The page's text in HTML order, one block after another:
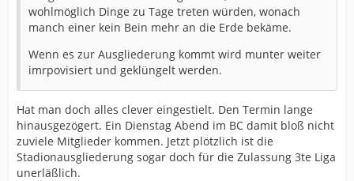
wohlmöglich Dinge zu Tage treten würden, wonach
manch einer kein Bein mehr an die Erde bekäme.
Wenn es zur Ausgliederung kommt wird munter weiter
imrpovisiert und geklüngelt werden.
Hat man doch alles clever eingestielt. Den Termin lange
hinausgezögert. Ein Dienstag Abend im BC damit bloß nicht
zuviele Mitglieder kommen. Jetzt plötzlich ist die
Stadionausgliederung sogar doch für die Zulassung 3te Liga
unerläßlich.